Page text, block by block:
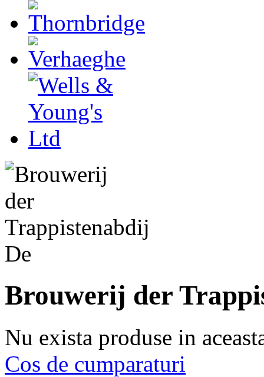
Brouwerij der
Nu exista produse in
Cos de cumparaturi